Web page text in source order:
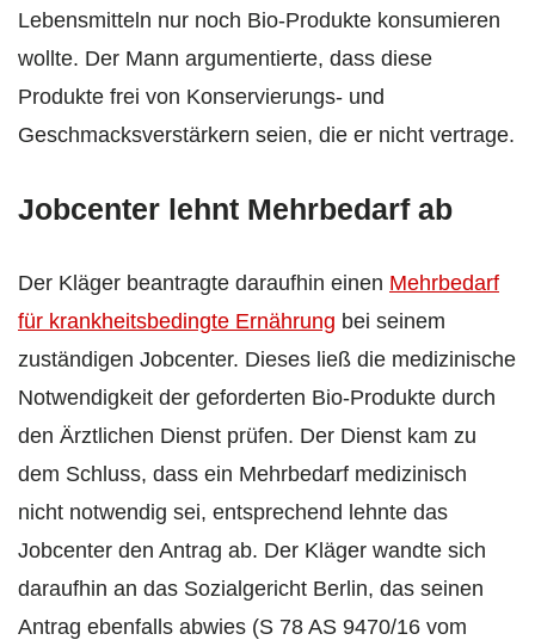
Lebensmitteln nur noch Bio-Produkte konsumieren
wollte. Der Mann argumentierte, dass diese
Produkte frei von Konservierungs- und
Geschmacksverstärkern seien, die er nicht vertrage.
Jobcenter lehnt Mehrbedarf ab
Der Kläger beantragte daraufhin einen Mehrbedarf
für krankheitsbedingte Ernährung bei seinem
zuständigen Jobcenter. Dieses ließ die medizinische
Notwendigkeit der geforderten Bio-Produkte durch
den Ärztlichen Dienst prüfen. Der Dienst kam zu
dem Schluss, dass ein Mehrbedarf medizinisch
nicht notwendig sei, entsprechend lehnte das
Jobcenter den Antrag ab. Der Kläger wandte sich
daraufhin an das Sozialgericht Berlin, das seinen
Antrag ebenfalls abwies (S 78 AS 9470/16 vom